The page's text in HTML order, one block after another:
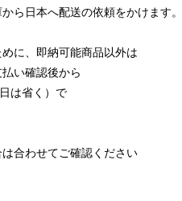
ら日本へ配送の依頼をかけます。
に、即納可能商品以外は
い確認後から
は省く）で
合わせてご確認ください